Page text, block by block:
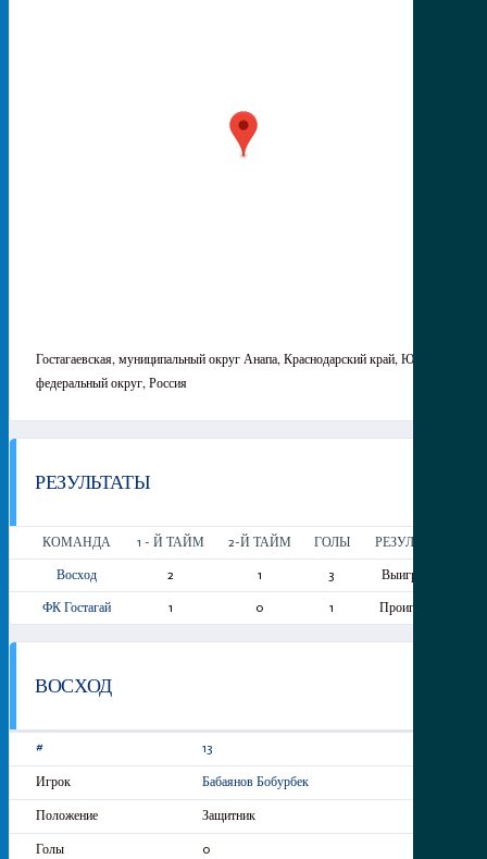
Гостагаевская, муниципальный округ Анапа, Краснодарский край, Южный
федеральный округ, Россия
РЕЗУЛЬТАТЫ
КОМАНДА 1 - Й ТАЙМ 2-Й ТАЙМ ГОЛЫ РЕЗУЛЬТАТ
Восход 2 1 3 Выигрыш
ФК Гостагай 1 0 1 Проигрыш
ВОСХОД
13
Бабаянов Бобурбек
Защитник
0